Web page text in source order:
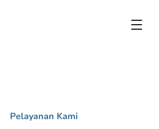
Pelayanan Kami